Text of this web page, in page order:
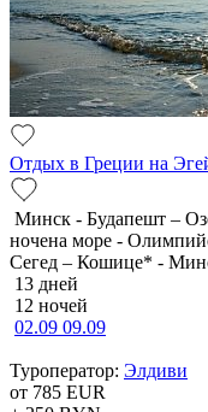
Отдых в Греции на
Минск - Будапешт –
ночена море -
Сегед – Кошице* -
13 дней
12 ночей
02.09 09.09
Туроператор: Элдиви
от 785 EUR